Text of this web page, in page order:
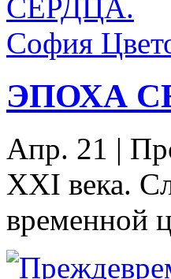
ЭПОХА
Апр. 21 |
XXI века.
временной